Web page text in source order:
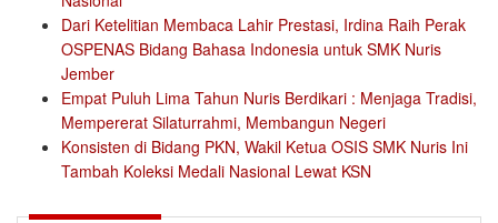
Dari Ketelitian Membaca Lahir Prestasi, Irdina Raih Perak
OSPENAS Bidang Bahasa Indonesia untuk SMK Nuris
Jember
Empat Puluh Lima Tahun Nuris Berdikari : Menjaga Tradisi,
Mempererat Silaturrahmi, Membangun Negeri
Konsisten di Bidang PKN, Wakil Ketua OSIS SMK Nuris Ini
Tambah Koleksi Medali Nasional Lewat KSN